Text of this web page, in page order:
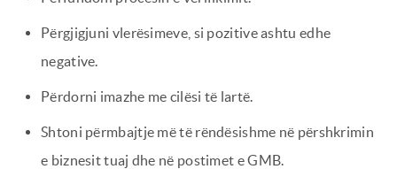
Përgjigjuni vlerësimeve, si pozitive ashtu edhe
negative.
Përdorni imazhe me cilësi të lartë.
Shtoni përmbajtje më të rëndësishme në përshkrimin
e biznesit tuaj dhe në postimet e GMB.